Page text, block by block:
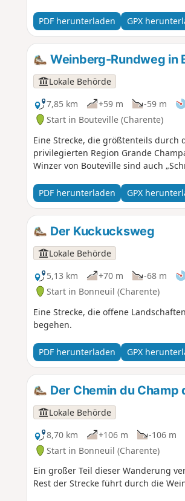
PDF herunterladen
GPX
Weinberg-Rundweg in
Lokale Behörde
7,85 km
+59 m -59 m
Start in Bouteville (Charente)
Eine Strecke, die größtenteils
privilegierten Region Grande
Winzer von Bouteville sind auch
PDF herunterladen GPX
Der Kuckucksweg
Lokale Behörde
5,13 km
+70 m -68 m
Start in Bonneuil (Charente)
Eine Strecke, die offene
begehen.
PDF herunterladen GPX
Der Chemin du Champ
Lokale Behörde
8,70 km
+106 m -106 m
Start in Bonneuil (Charente)
Ein großer Teil dieser Wanderung
Rest der Strecke führt durch die